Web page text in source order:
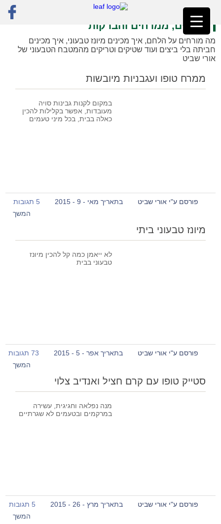
ראשי»רק מתכונים כריכים, ממרחים והברקות»
כריכים, ממרחים והברקות
מה מורחים על הלחם, איך מכינים מיונז טבעוני, איך מכינים
חביתה בלי ביצים ועוד שטיקים וטריקים מהמטבח הטבעוני של
אורי שביט
ממרח טופו ועגבניות מיובשות
במקום לקנות גבינות סויה
מעובדות, אפשר בקלילות להכין
כאלה בבית, בכל מיני טעמים
פורסם ע"י אורי שביט בתאריך מאי - 9 - 2015
5 תגובות
המשך
מיונז טבעוני ביתי
לא ייאמן כמה קל להכין מיונז
טבעוני בבית
פורסם ע"י אורי שביט בתאריך אפר - 5 - 2015
73 תגובות
המשך
סטייק טופו עם קרם חציל ואנדיב צלוי
מנה נפלאה וחגיגית, עשירה
במרקמים ובטעמים לא שגרתיים
פורסם ע"י אורי שביט בתאריך מרץ - 26 - 2015
5 תגובות
המשך